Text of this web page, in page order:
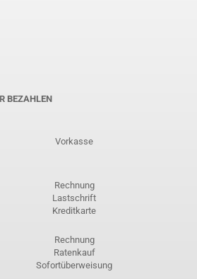
BEZAHLEN
Vorkasse
Rechnung
Lastschrift
Kreditkarte
Rechnung
Ratenkauf
Sofortüberweisung